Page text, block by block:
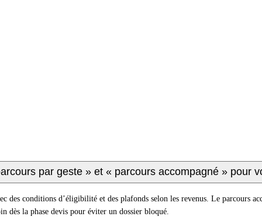
par geste » et « parcours accompagné » pour
conditions d’éligibilité et des plafonds selon les revenus. Le parcours
dès la phase devis pour éviter un dossier bloqué.